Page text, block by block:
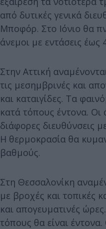
από δυτικές γενικά
Μποφόρ. Στο Ιόνιο θα
άνεμοι με εντάσεις
Στην Αττική
τις μεσημβρινές και
και καταιγίδες. Τα
κατά τόπους έντονα.
διάφορες διευθύνσεις
Η θερμοκρασία θα
βαθμούς.
Στη Θεσσαλονίκη
με βροχές και τοπικές
και απογευματινές
τόπους θα είναι